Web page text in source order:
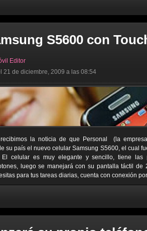
S5600 con
Editor
21 de diciembre, 2009 a las 08:54
la noticia de que Personal (la
su país el nuevo celular Samsung S5600, el cual
El celular es muy elegante y sencillo, tiene las
luego se manejará con su pantalla táctil de
para tus tareas diarias, cuenta con conexión